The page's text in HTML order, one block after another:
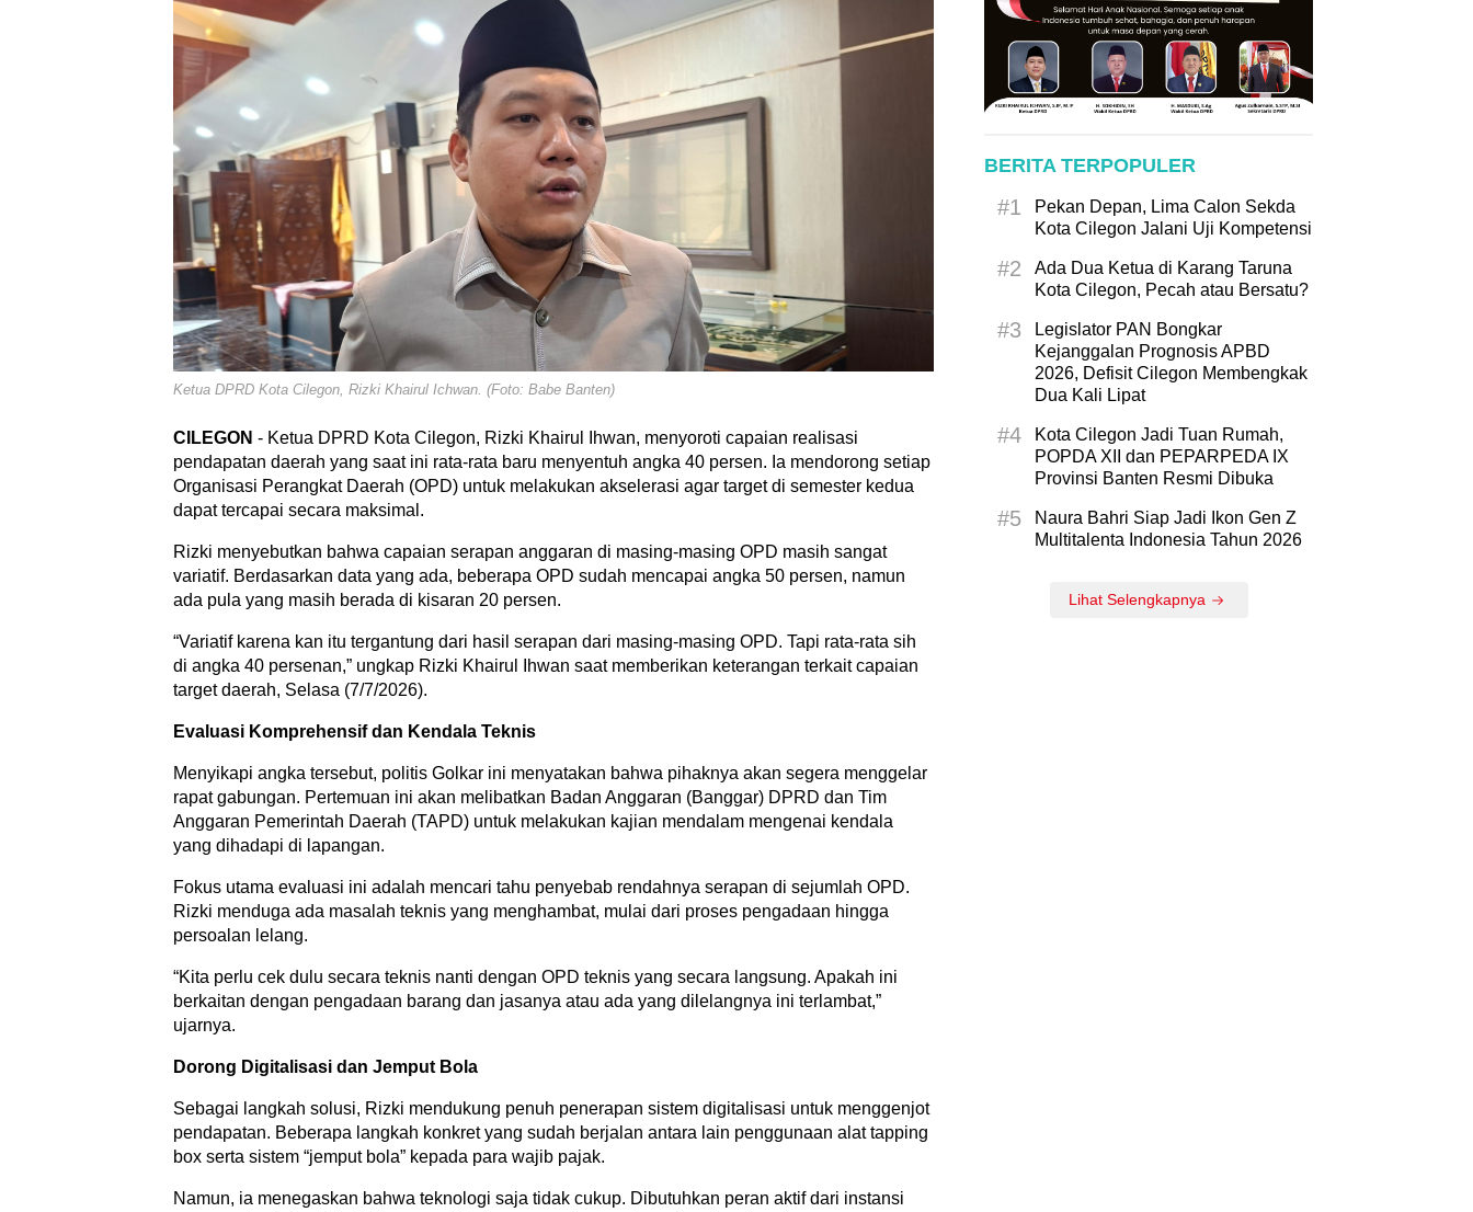
Ketua DPRD Kota Cilegon, Rizki Khairul Ichwan. (Foto: Babe Banten)
CILEGON - Ketua DPRD Kota Cilegon, Rizki Khairul Ihwan, menyoroti capaian realisasi
pendapatan daerah yang saat ini rata-rata baru menyentuh angka 40 persen. Ia mendorong setiap
Organisasi Perangkat Daerah (OPD) untuk melakukan akselerasi agar target di semester kedua
dapat tercapai secara maksimal.
Rizki menyebutkan bahwa capaian serapan anggaran di masing-masing OPD masih sangat
variatif. Berdasarkan data yang ada, beberapa OPD sudah mencapai angka 50 persen, namun
ada pula yang masih berada di kisaran 20 persen.
“Variatif karena kan itu tergantung dari hasil serapan dari masing-masing OPD. Tapi rata-rata sih
di angka 40 persenan,” ungkap Rizki Khairul Ihwan saat memberikan keterangan terkait capaian
target daerah, Selasa (7/7/2026).
Evaluasi Komprehensif dan Kendala Teknis
Menyikapi angka tersebut, politis Golkar ini menyatakan bahwa pihaknya akan segera menggelar
rapat gabungan. Pertemuan ini akan melibatkan Badan Anggaran (Banggar) DPRD dan Tim
Anggaran Pemerintah Daerah (TAPD) untuk melakukan kajian mendalam mengenai kendala
yang dihadapi di lapangan.
Fokus utama evaluasi ini adalah mencari tahu penyebab rendahnya serapan di sejumlah OPD.
Rizki menduga ada masalah teknis yang menghambat, mulai dari proses pengadaan hingga
persoalan lelang.
“Kita perlu cek dulu secara teknis nanti dengan OPD teknis yang secara langsung. Apakah ini
berkaitan dengan pengadaan barang dan jasanya atau ada yang dilelangnya ini terlambat,”
ujarnya.
Dorong Digitalisasi dan Jemput Bola
Sebagai langkah solusi, Rizki mendukung penuh penerapan sistem digitalisasi untuk menggenjot
pendapatan. Beberapa langkah konkret yang sudah berjalan antara lain penggunaan alat tapping
box serta sistem “jemput bola” kepada para wajib pajak.
Namun, ia menegaskan bahwa teknologi saja tidak cukup. Dibutuhkan peran aktif dari instansi
BERITA TERPOPULER
#1
Pekan Depan, Lima Calon Sekda
Kota Cilegon Jalani Uji Kompetensi
#2
Ada Dua Ketua di Karang Taruna
Kota Cilegon, Pecah atau Bersatu?
#3
Legislator PAN Bongkar
Kejanggalan Prognosis APBD
2026, Defisit Cilegon Membengkak
Dua Kali Lipat
#4
Kota Cilegon Jadi Tuan Rumah,
POPDA XII dan PEPARPEDA IX
Provinsi Banten Resmi Dibuka
#5
Naura Bahri Siap Jadi Ikon Gen Z
Multitalenta Indonesia Tahun 2026
Lihat Selengkapnya